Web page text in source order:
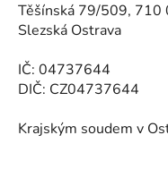
Těšínská 79/509, 710
Slezská Ostrava
IČ: 04737644
DIČ: CZ04737644
Krajským soudem v